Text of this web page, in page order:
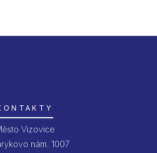
Vizovice
nám. 1007